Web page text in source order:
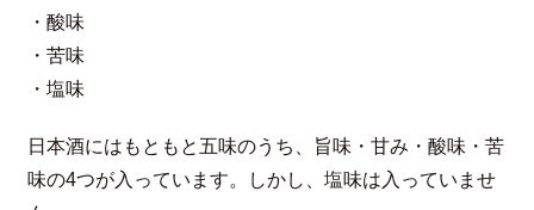
・酸味
・苦味
・塩味
日本酒にはもともと五味のうち、旨味・甘み・酸味・苦
味の4つが入っています。しかし、塩味は入っていませ